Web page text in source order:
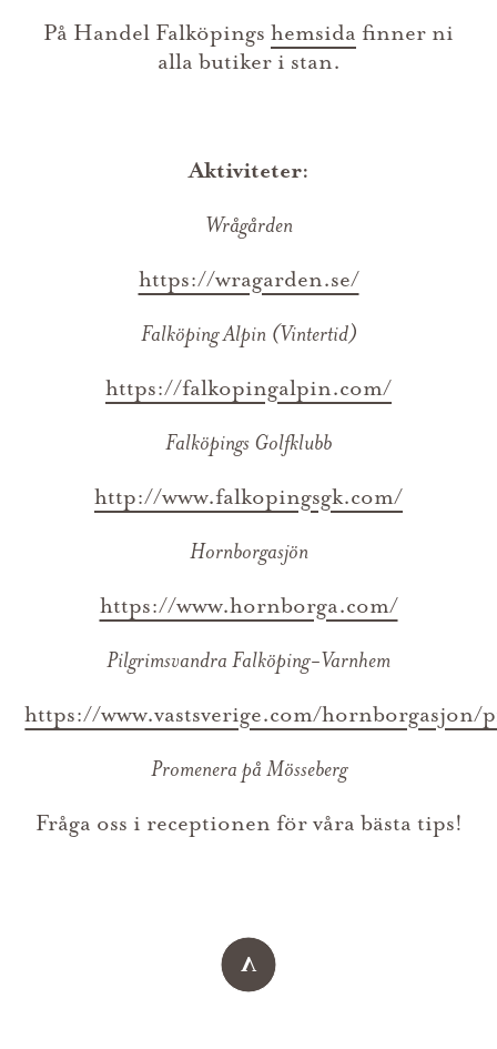
På Handel Falköpings hemsida finner ni
alla butiker i stan.
Aktiviteter:
Wrågården
https://wragarden.se/
Falköping Alpin (Vintertid)
https://falkopingalpin.com/
Falköpings Golfklubb
http://www.falkopingsgk.com/
Hornborgasjön
https://www.hornborga.com/
Pilgrimsvandra Falköping-Varnhem
https://www.vastsverige.com/hornborgasjon/
Promenera på Mösseberg
Fråga oss i receptionen för våra bästa tips!